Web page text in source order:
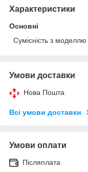
Характеристики
Основні
Сумісність з моделлю
Умови доставки
Нова Пошта
Всі умови доставки
Умови оплати
Післяплата